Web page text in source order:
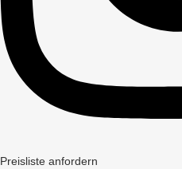
Preisliste anfordern